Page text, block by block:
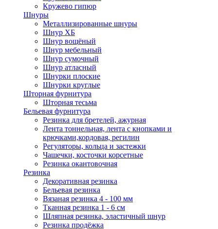
Кружево гипюр
Шнуры
Металлизированные шнуры
Шнур ХБ
Шнур вощёный
Шнур мебельный
Шнур сумочный
Шнур атласный
Шнурки плоские
Шнурки круглые
Шторная фурнитура
Шторная тесьма
Бельевая фурнитура
Резинка для бретелей, ажурная
Лента тоннельная, лента с кнопками и
крючками,кордовая, регилин
Регуляторы, кольца и застежки
Чашечки, косточки корсетные
Резинка окантовочная
Резинка
Декоративная резинка
Бельевая резинка
Вязаная резинка 4 - 100 мм
Тканная резинка 1 - 6 см
Шляпная резинка, эластичный шнур
Резинка продёжка